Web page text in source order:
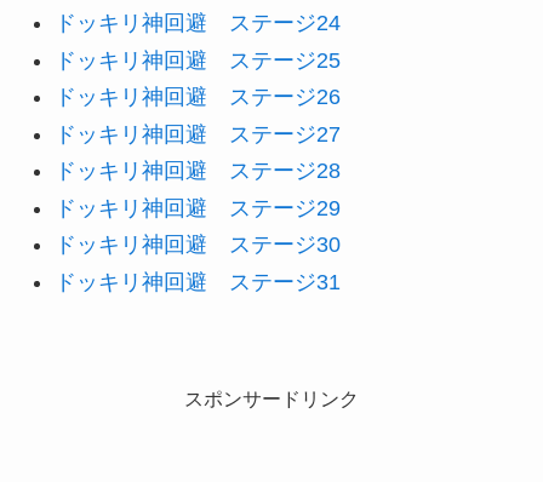
ドッキリ神回避 ステージ24
ドッキリ神回避 ステージ25
ドッキリ神回避 ステージ26
ドッキリ神回避 ステージ27
ドッキリ神回避 ステージ28
ドッキリ神回避 ステージ29
ドッキリ神回避 ステージ30
ドッキリ神回避 ステージ31
スポンサードリンク